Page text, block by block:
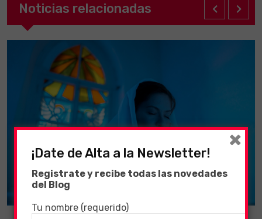
Noticias relacionadas
¡Date de Alta a la Newsletter!
Registrate y recibe todas las novedades
del Blog
Tu nombre (requerido)
×